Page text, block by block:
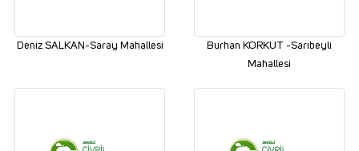
Deniz SALKAN-Saray Mahallesi
Burhan KORKUT -Sarıbeyli
Mahallesi